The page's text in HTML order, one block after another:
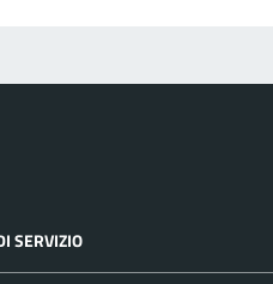
SERVIZIO